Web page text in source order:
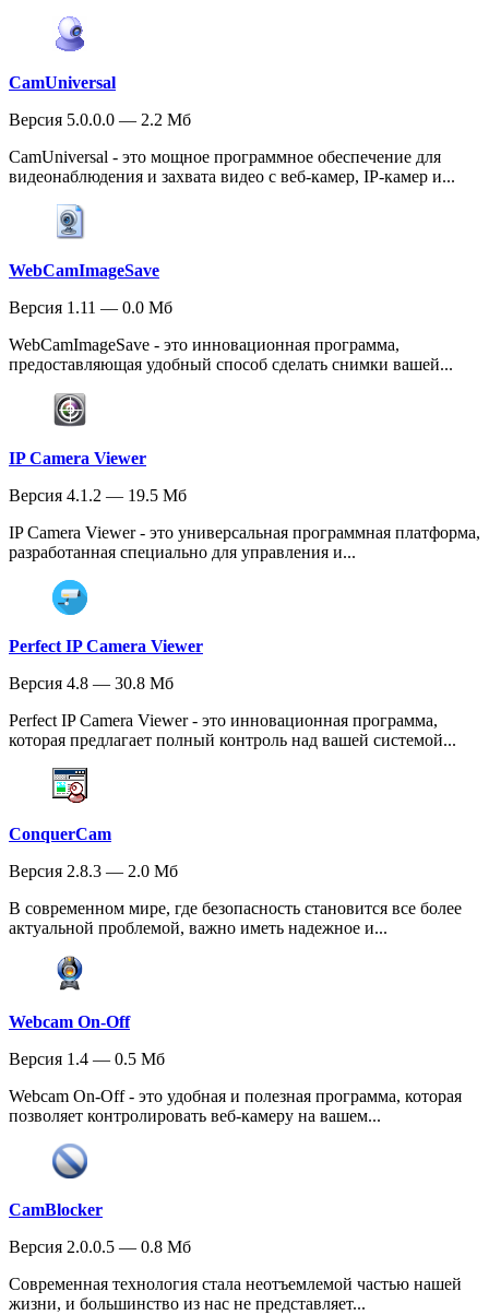
CamUniversal
Версия 5.0.0.0 — 2.2 Мб
CamUniversal - это мощное программное обеспечение для
видеонаблюдения и захвата видео с веб-камер, IP-камер и...
WebCamImageSave
Версия 1.11 — 0.0 Мб
WebCamImageSave - это инновационная программа,
предоставляющая удобный способ сделать снимки вашей...
IP Camera Viewer
Версия 4.1.2 — 19.5 Мб
IP Camera Viewer - это универсальная программная платформа,
разработанная специально для управления и...
Perfect IP Camera Viewer
Версия 4.8 — 30.8 Мб
Perfect IP Camera Viewer - это инновационная программа,
которая предлагает полный контроль над вашей системой...
ConquerCam
Версия 2.8.3 — 2.0 Мб
В современном мире, где безопасность становится все более
актуальной проблемой, важно иметь надежное и...
Webcam On-Off
Версия 1.4 — 0.5 Мб
Webcam On-Off - это удобная и полезная программа, которая
позволяет контролировать веб-камеру на вашем...
CamBlocker
Версия 2.0.0.5 — 0.8 Мб
Современная технология стала неотъемлемой частью нашей
жизни, и большинство из нас не представляет...